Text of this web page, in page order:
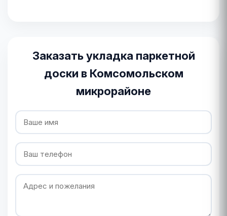
Заказать укладка паркетной
доски в Комсомольском
микрорайоне